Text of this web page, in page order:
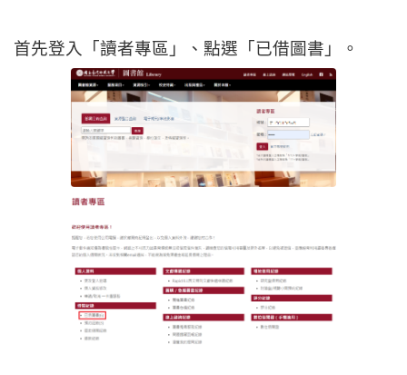
首先登入「讀者專區」、點選「已借圖書」。